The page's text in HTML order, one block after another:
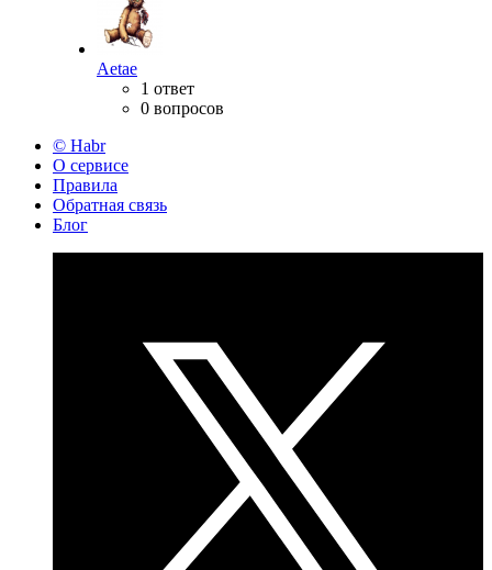
Aetae
1 ответ
0 вопросов
© Habr
О сервисе
Правила
Обратная связь
Блог